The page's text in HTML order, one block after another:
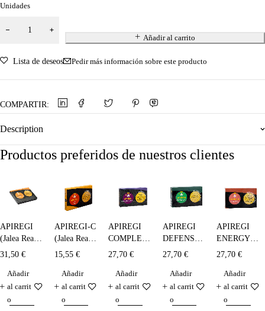
Unidades
Añadir al carrito
Lista de deseos Pedir más información sobre este producto
COMPARTIR:
Description
Productos preferidos de nuestros clientes
APIREGI
(Jalea Real
Liofilizada)
mg.
31,50 €
Añadir
al carrit
o
APIREGI-C
(Jalea Real )
bebible - 10
15,55 €
Añadir
al carrit
o
APIREGI
COMPLEX
TOTAL
- 20 x 10
ml.
27,70€
Añadir
al carrit
o
APIREGI
DEFENSAS
- 20 x 10
27,70 €
Añadir
al carrit
o
APIREGI
ENERGY -
20 x 10 ml.
27,70€
Añadir
al carrit
o